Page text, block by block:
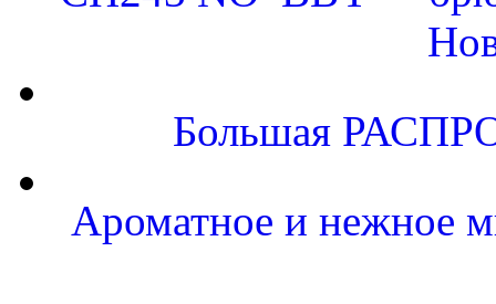
Большая
Ароматное и нежное